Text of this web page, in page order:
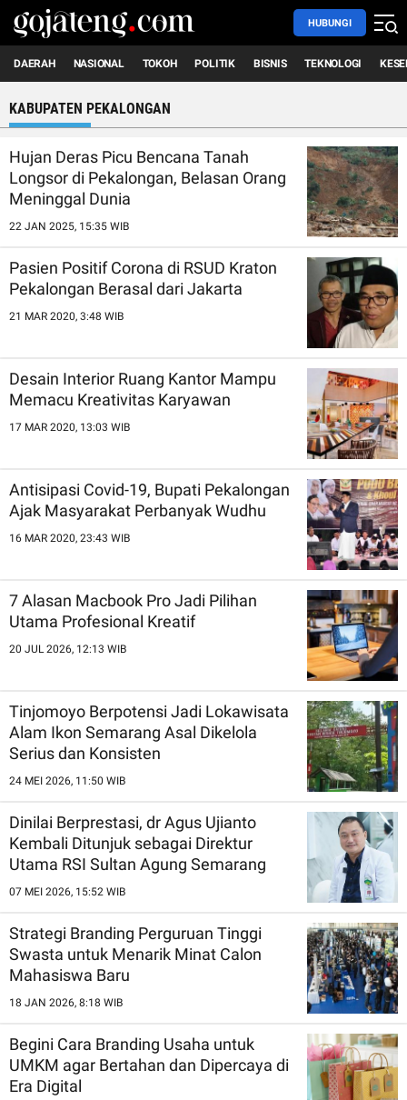
HUBUNGI
DAERAH NASIONAL TOKOH POLITIK BISNIS TEKNOLOGI
KABUPATEN PEKALONGAN
Hujan Deras Picu Bencana Tanah
Longsor di Pekalongan, Belasan Orang
Meninggal Dunia
22 JAN 2025, 15:35 WIB
Pasien Positif Corona di RSUD Kraton
Pekalongan Berasal dari Jakarta
21 MAR 2020, 3:48 WIB
Desain Interior Ruang Kantor Mampu
Memacu Kreativitas Karyawan
17 MAR 2020, 13:03 WIB
Antisipasi Covid-19, Bupati Pekalongan
Ajak Masyarakat Perbanyak Wudhu
16 MAR 2020, 23:43 WIB
7 Alasan Macbook Pro Jadi Pilihan
Utama Profesional Kreatif
20 JUL 2026, 12:13 WIB
Tinjomoyo Berpotensi Jadi Lokawisata
Alam Ikon Semarang Asal Dikelola
Serius dan Konsisten
24 MEI 2026, 11:50 WIB
Dinilai Berprestasi, dr Agus Ujianto
Kembali Ditunjuk sebagai Direktur
Utama RSI Sultan Agung Semarang
07 MEI 2026, 15:52 WIB
Strategi Branding Perguruan Tinggi
Swasta untuk Menarik Minat Calon
Mahasiswa Baru
18 JAN 2026, 8:18 WIB
Begini Cara Branding Usaha untuk
UMKM agar Bertahan dan Dipercaya di
Era Digital